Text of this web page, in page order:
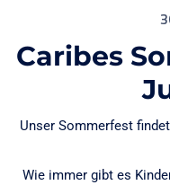
Caribes
Unser Sommerfest
Wie immer gibt es